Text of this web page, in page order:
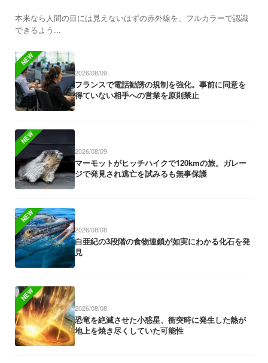
本来なら人間の目には見えないはずの赤外線を、フルカラーで認識
できるよう...
NEW
2026/08/09
フランスで電話勧誘の規制を強化。事前に同意を
得ていない相手への営業を原則禁止
NEW
2026/08/09
マーモットがヒッチハイクで120kmの旅。ガレー
ジで発見され逃亡を試みるも無事保護
NEW
2026/08/08
白亜紀の3段階の食物連鎖が如実にわかる化石を発
見
NEW
2026/08/08
恐竜を絶滅させた小惑星、衝突時に発生した熱が
地上を焼き尽くしていた可能性